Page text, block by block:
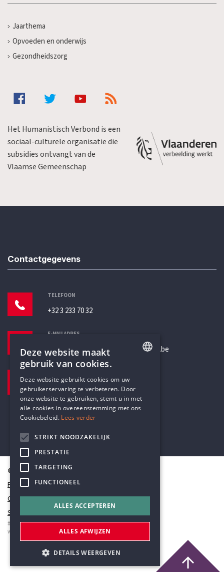
Jaarthema
Opvoeden en onderwijs
Gezondheidszorg
Het Humanistisch Verbond is een
sociaal-culturele organisatie die
subsidies ontvangt van de
Vlaamse Gemeenschap
Contactgegevens
TELEFOON
+32 3 233 70 32
E-MAILADRES
secretariaat@humanistischverbond.be
Pottenbrug 4
Antwerpen, 2000
© Humanistisch Verbond 2026
Privacy
Cookiestatement
Sitemap
#codedwithlove byCodelines
webapplicaties
mobiele apps&maatwerk websites
DUTCH
Deze website maakt
gebruik van cookies.
Deze website gebruikt cookies om uw
gebruikerservaring te verbeteren. Door
onze website te gebruiken, stemt u in met
alle cookies in overeenstemming met ons
Cookiebeleid. Lees verder
STRIKT NOODZAKELIJK
PRESTATIE
TARGETING
FUNCTIONEEL
ALLES ACCEPTEREN
ALLES AFWIJZEN
DETAILS WEERGEVEN